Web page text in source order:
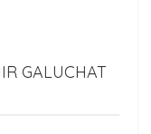
GALUCHAT